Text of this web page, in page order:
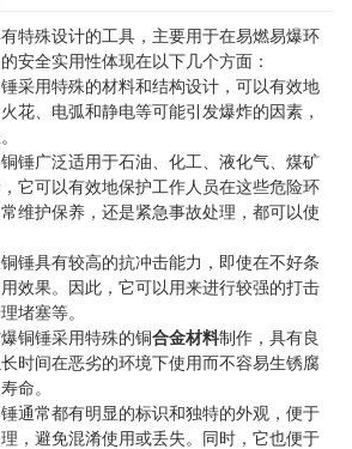
特殊设计的工具，主要用于在易燃易爆环
安全实用性体现在以下几个方面：
采用特殊的材料和结构设计，可以有效地
花、电弧和静电等可能引发爆炸的因素，
锤广泛适用于石油、化工、液化气、煤矿
它可以有效地保护工作人员在这些危险环
维护保养，还是紧急事故处理，都可以使
锤具有较高的抗冲击能力，即使在不好条
效果。因此，它可以用来进行较强的打击
堵塞等。
铜锤采用特殊的铜合金材料制作，具有良
时间在恶劣的环境下使用而不容易生锈腐
命。
通常都有明显的标识和独特的外观，便于
，避免混淆使用或丢失。同时，它也便于